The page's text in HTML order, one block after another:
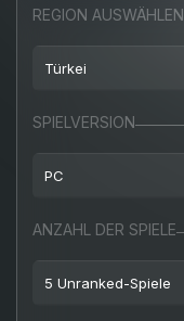
REGION AUSWÄHLEN
Türkei
Nordamerika
SPIELVERSION
PC
PC
ANZAHL DER SPIELE
5 Unranked-Spiele